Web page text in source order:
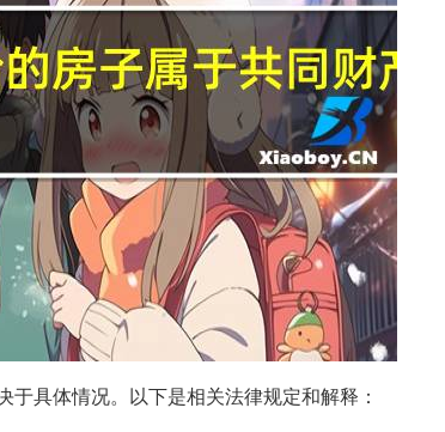
于具体情况。以下是相关法律规定和解释：